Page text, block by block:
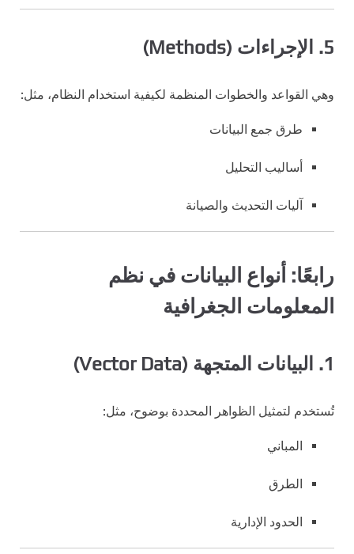
5. الإجراءات (Methods)
وهي القواعد والخطوات المنظمة لكيفية استخدام النظام، مثل:
طرق جمع البيانات
أساليب التحليل
آليات التحديث والصيانة
رابعًا: أنواع البيانات في نظم
المعلومات الجغرافية
1. البيانات المتجهة (Vector Data)
تُستخدم لتمثيل الظواهر المحددة بوضوح، مثل:
المباني
الطرق
الحدود الإدارية